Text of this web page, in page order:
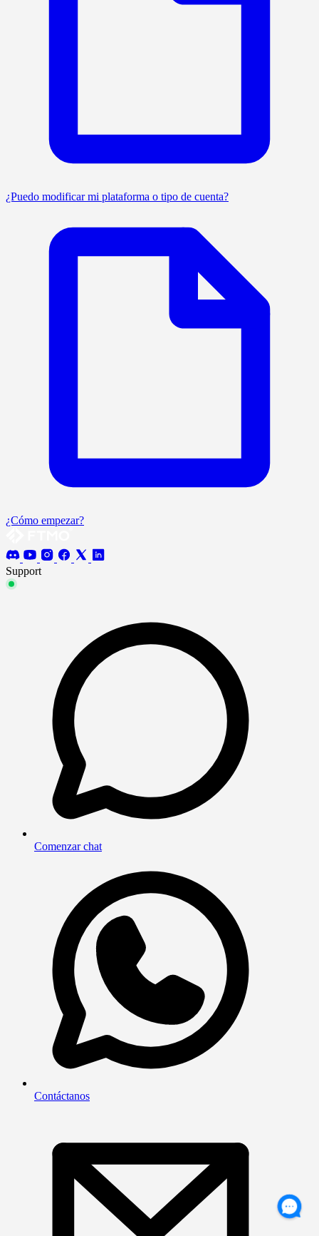
¿Puedo modificar mi plataforma o tipo de cuenta?
¿Cómo empezar?
Support
Comenzar chat
Contáctanos